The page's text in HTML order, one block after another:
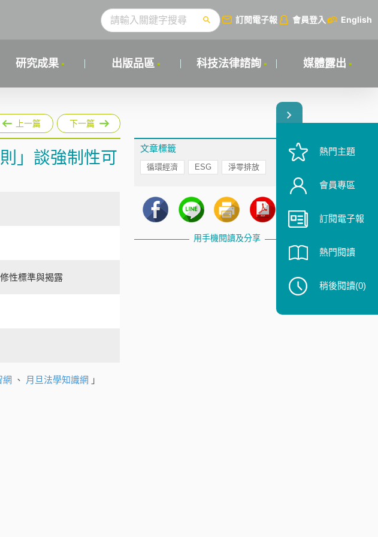
訂閱電子報 會員登入 English
研究成果 出版品區 科技法律諮詢 媒體露出
上一篇 下一篇
」談強制性可
性標準與揭露
網 、 月旦法學知識網 」
文章標籤
循環經濟 ESG 淨零排放
用手機閱讀及分享
熱門主題
會員專區
訂閱電子報
熱門閱讀
稍後閱讀(0)